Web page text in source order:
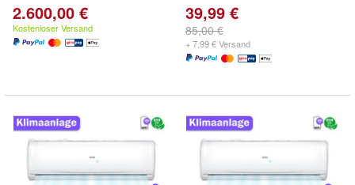
2.600,00 €
Kostenloser Versand
39,99 €
85,00 €
+ 7,99 € Versand